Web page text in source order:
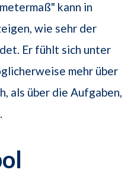
kann in
wie sehr der
Er fühlt sich unter
mehr über
als über die Aufgaben,